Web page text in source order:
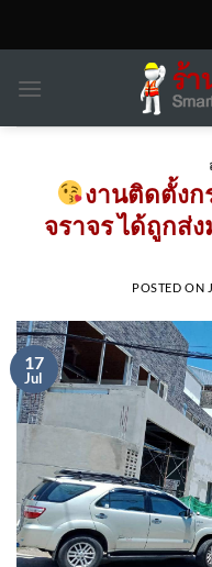
งานติดตั้งก
จราจร ได้ถูกส่
POSTED ON
17
Jul